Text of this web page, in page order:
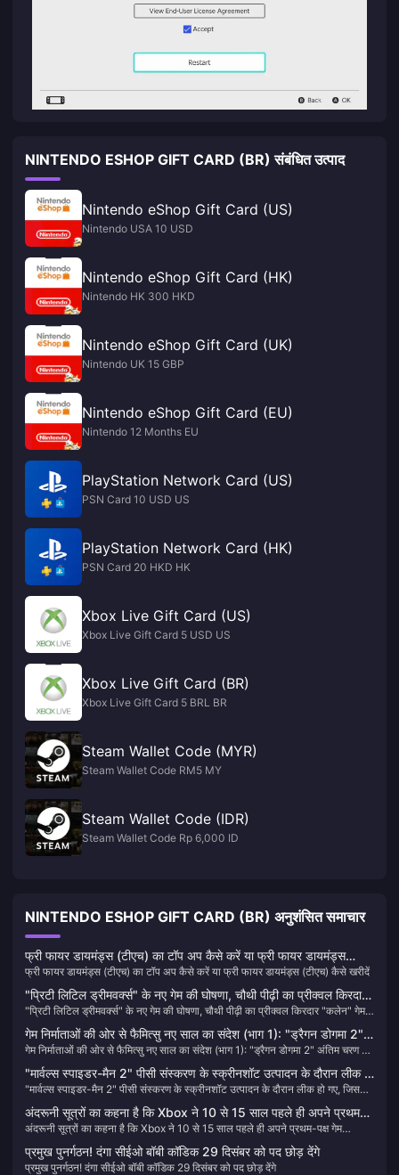
NINTENDO ESHOP GIFT CARD (BR) संबंधित उत्पाद
Nintendo eShop Gift Card (US)
Nintendo USA 10 USD
Nintendo eShop Gift Card (HK)
Nintendo HK 300 HKD
Nintendo eShop Gift Card (UK)
Nintendo UK 15 GBP
Nintendo eShop Gift Card (EU)
Nintendo 12 Months EU
PlayStation Network Card (US)
PSN Card 10 USD US
PlayStation Network Card (HK)
PSN Card 20 HKD HK
Xbox Live Gift Card (US)
Xbox Live Gift Card 5 USD US
Xbox Live Gift Card (BR)
Xbox Live Gift Card 5 BRL BR
Steam Wallet Code (MYR)
Steam Wallet Code RM5 MY
Steam Wallet Code (IDR)
Steam Wallet Code Rp 6,000 ID
NINTENDO ESHOP GIFT CARD (BR) अनुशंसित समाचार
फ्री फायर डायमंड्स (टीएच) का टॉप अप कैसे करें या फ्री फायर डायमंड्स
(टीएच) कैसे खरीदें
फ्री फायर डायमंड्स (टीएच) का टॉप अप कैसे करें या फ्री फायर डायमंड्स (टीएच) कैसे खरीदें
"प्रिटी लिटिल ड्रीमवर्क्स" के नए गेम की घोषणा, चौथी पीढ़ी का प्रीक्वल किरदार
"कलेन" गेम की नायिका होगी
"प्रिटी लिटिल ड्रीमवर्क्स" के नए गेम की घोषणा, चौथी पीढ़ी का प्रीक्वल किरदार "कलेन" गेम
की नायिका होगी
गेम निर्माताओं की ओर से फैमित्सु नए साल का संदेश (भाग 1): "ड्रैगन डोगमा 2"
अंतिम चरण में प्रवेश कर गया है, एसई असानो ग्रुप अगले साल एक नए गेम की
घोषणा करेगा
गेम निर्माताओं की ओर से फैमित्सु नए साल का संदेश (भाग 1): "ड्रैगन डोगमा 2" अंतिम चरण में
प्रवेश कर गया है, एसई असानो ग्रुप अगले साल एक नए गेम की घोषणा करेगा
"मार्वल्स स्पाइडर-मैन 2" पीसी संस्करण के स्क्रीनशॉट उत्पादन के दौरान लीक हो
गए, जिसके अगले साल पूरा होने की उम्मीद है
"मार्वल्स स्पाइडर-मैन 2" पीसी संस्करण के स्क्रीनशॉट उत्पादन के दौरान लीक हो गए, जिसके
अगले साल पूरा होने की उम्मीद है
अंदरूनी सूत्रों का कहना है कि Xbox ने 10 से 15 साल पहले ही अपने प्रथम-
पक्ष गेम लाइनअप की योजना बना ली है
अंदरूनी सूत्रों का कहना है कि Xbox ने 10 से 15 साल पहले ही अपने प्रथम-पक्ष गेम
लाइनअप की योजना बना ली है
प्रमुख पुनर्गठन! दंगा सीईओ बॉबी कॉडिक 29 दिसंबर को पद छोड़ देंगे
प्रमुख पुनर्गठन! दंगा सीईओ बॉबी कॉडिक 29 दिसंबर को पद छोड़ देंगे